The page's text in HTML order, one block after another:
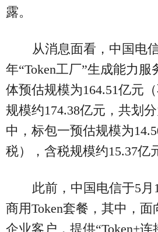
露。
从消息面看，中国电
年“Token工厂”生成能力
体预估规模为164.51亿元
规模约174.38亿元，共划
中，标包一预估规模为
税），含税规模约15.37亿
此前，中国电信于5月
商用Token套餐，其中，
企业客户，提供“Token+